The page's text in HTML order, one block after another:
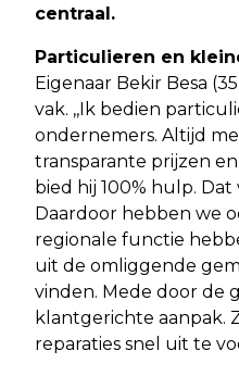
centraal.
Particulieren en
Eigenaar Bekir Besa
vak. ,,Ik bedien
ondernemers. Altijd
transparante prijzen
bied hij 100% hulp.
Daardoor hebben we
regionale functie
uit de omliggende
vinden. Mede door de
klantgerichte aanpak.
reparaties snel uit te